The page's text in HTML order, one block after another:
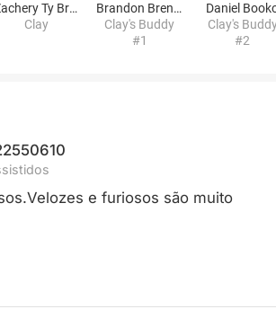
Zachery Ty Bryan
Clay
Brandon Brendel
Clay's Buddy
#1
Daniel
Clay's
#2
e furiosos são muito